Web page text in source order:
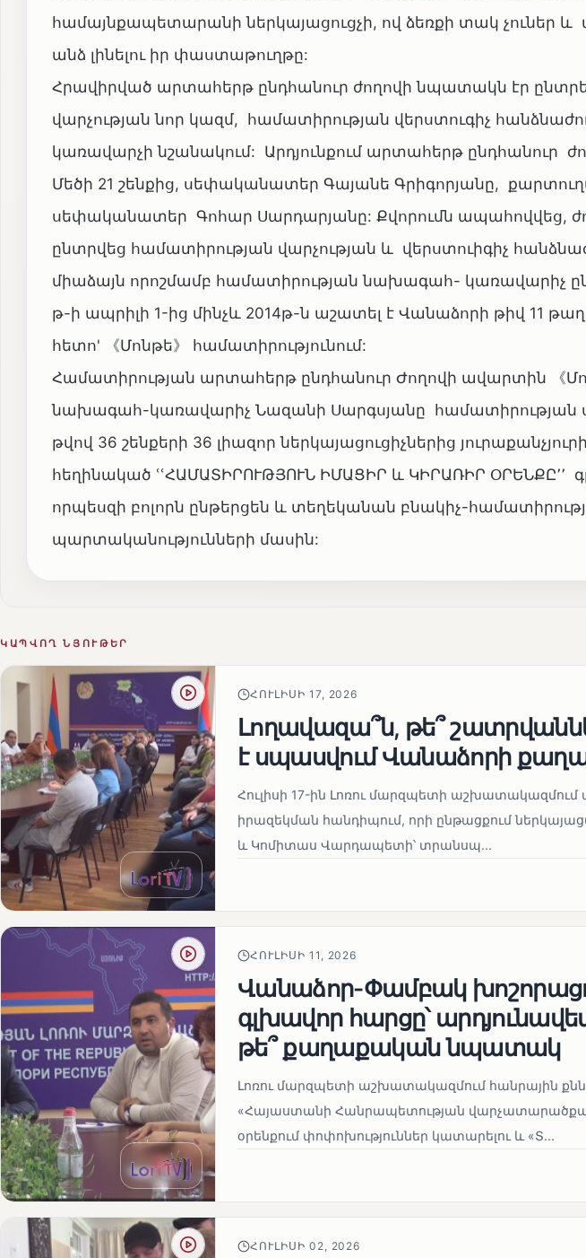
համայնքապետարանի ներկայացուցչի, ով ձեռքի տակ չուներ և
անձ լինելու իր փաստաթուղթը:
Հրավիրված արտահերթ ընդհանուր ժողովի նպատակն էր
վարչության նոր կազմ, համատիրության վերստուգիչ
կառավարչի նշանակում: Արդյունքում արտահերթ ընդհանուր
Մեծի 21 շենքից, սեփականատեր Գայանե Գրիգորյանը,
սեփականատեր Գոհար Սարդարյանը: Քվորումն ապահովվեց,
ընտրվեց համատիրության վարչության և վերստուիգիչ
միաձայն որոշմամբ համատիրության նախագահ- կառավարիչ
թ-ի ապրիլի 1-ից մինչև 2014թ-ն աշատել է Վանաձորի թիվ 11
հետո' 《Մոնթե》 համատիրությունում:
Համատիրության արտահերթ ընդհանուր Ժողովի ավարտին 《
նախագահ-կառավարիչ Նազանի Սարգսյանը համատիրության
թվով 36 շենքերի 36 լիազոր ներկայացուցիչներից
հեղինակած ՙՙՀԱՄԱՏԻՐՈՒԹՅՈՒՆ ԻՄԱՑԻՐ և ԿԻՐԱՌԻՐ ՕՐԵՆՔԸ՚՚
որպեսզի բոլորն ընթերցեն և տեղեկանան բնակիչ-
պարտականությունների մասին:
ԿԱՊՎՈՂ ՆՅՈՒԹԵՐ
ՀՈՒԼԻՍԻ 17, 2026
Լողավազա՞ն, թե՞
է սպասվում Վանաձորի
Հուլիսի 17-ին Լոռու մարզպետի աշխատակազմում
իրազեկման հանդիպում, որի ընթացքում
և Կոմիտաս Վարդապետի՝ տրանսպ...
ՀՈՒԼԻՍԻ 11, 2026
Վանաձոր-Փամբակ
գլխավոր հարցը՝
թե՞ քաղաքական նպատակ
Լոռու մարզպետի աշխատակազմում հանրային
«Հայաստանի Հանրապետության
օրենքում փոփոխություններ կատարելու և «Տ...
ՀՈՒԼԻՍԻ 02, 2026